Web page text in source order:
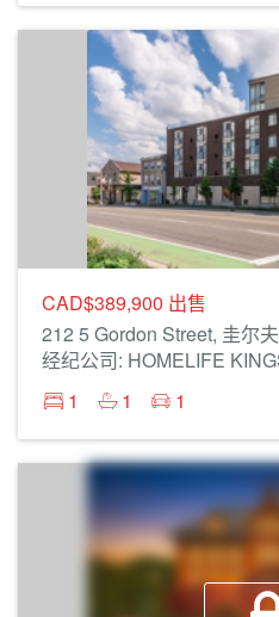
CAD$389,900 出售
212 5 Gordon Street, 圭尔夫
1
1 1